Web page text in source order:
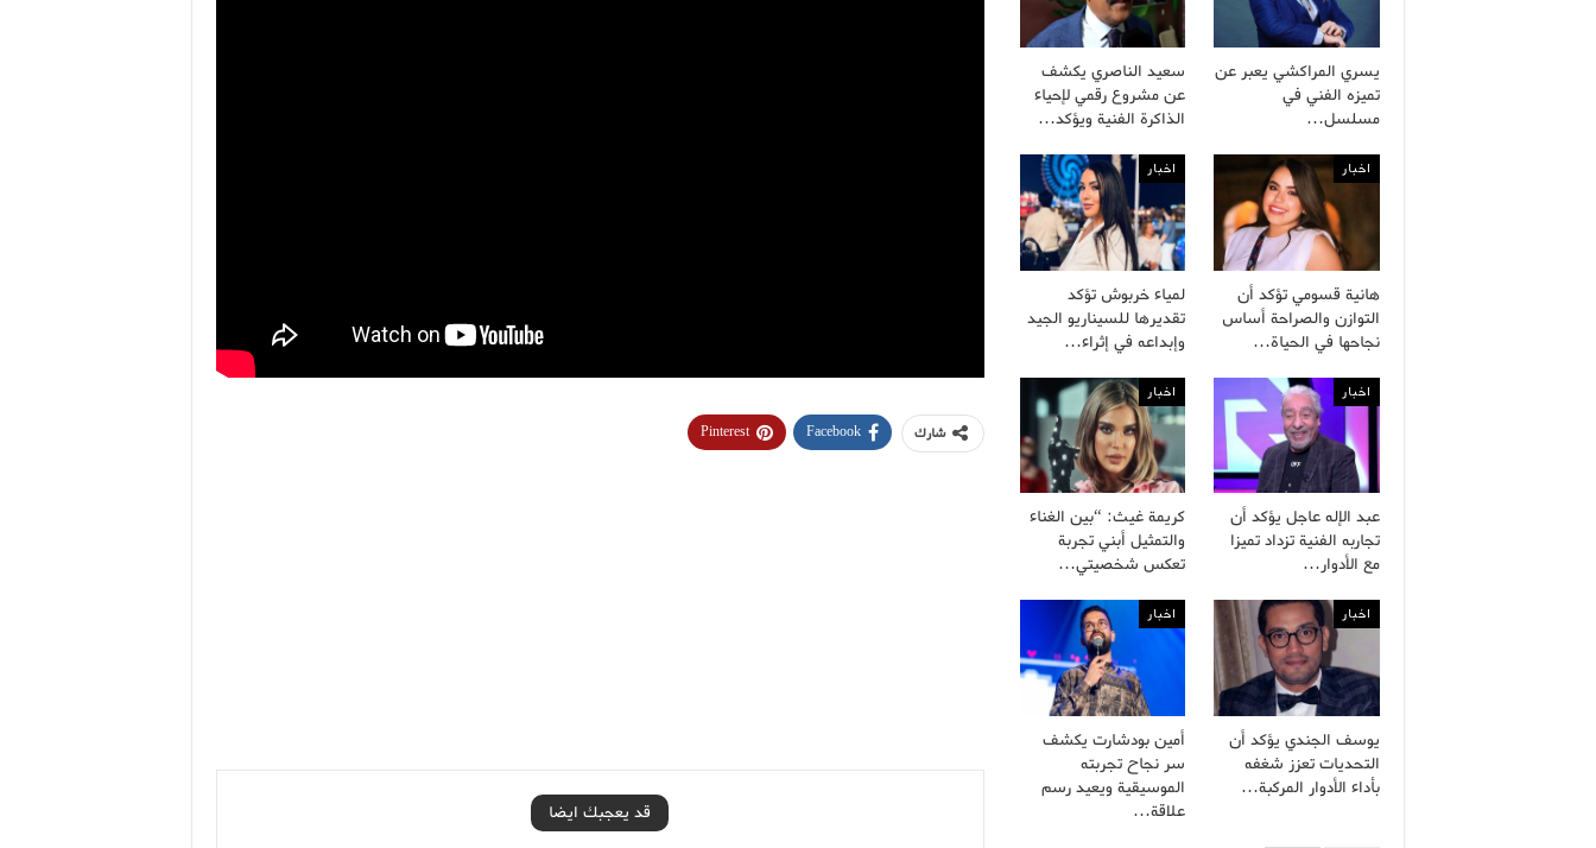
شارك Facebook
Pinterest
قد يعجبك ايضا
يسري المراكشي يعبر عن
تميزه الفني في
مسلسل…
سعيد الناصري يكشف
عن مشروع رقمي لإحياء
الذاكرة الفنية ويؤكد…
اخبار
هانية قسومي تؤكد أن
التوازن والصراحة أساس
نجاحها في الحياة…
اخبار
لمياء خربوش تؤكد
تقديرها للسيناريو الجيد
وإبداعه في إثراء…
اخبار
عبد الإله عاجل يؤكد أن
تجاربه الفنية تزداد تميزا
مع الأدوار…
اخبار
كريمة غيث: “بين الغناء
والتمثيل أبني تجربة
تعكس شخصيتي…
اخبار
يوسف الجندي يؤكد أن
التحديات تعزز شغفه
بأداء الأدوار المركبة…
اخبار
أمين بودشارت يكشف
سر نجاح تجربته
الموسيقية ويعيد رسم
علاقة…